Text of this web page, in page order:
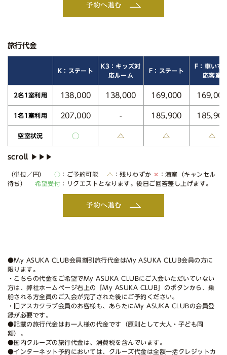
予約へ進む
旅行代金
K：ステート
K3：キッズ対
応ルーム
F：ステート
F：車いす
応客室
2名1室利用 138,000 138,000 169,000 169,000
1名1室利用 207,000 - 185,900 185,900
空室状況 ○ △ △ △
（単位／円） ○ ：ご予約可能 △ ：残りわずか ✕ ：満室（キャンセル
待ち）希望受付 ：リクエストとなります。後日ご回答差し上げます。
予約へ進む
●My ASUKA CLUB会員割引旅行代金はMy ASUKA CLUB会員の方に
限ります。
・こちらの代金をご希望でMy ASUKA CLUBにご入会いただいていない
方は、弊社ホームページ右上の「My ASUKA CLUB」のボタンから、乗
船される方全員のご入会が完了された後にご予約ください。
・旧アスカクラブ会員のお客様も、あらたにMy ASUKA CLUBの会員登
録が必要です。
●記載の旅行代金はお一人様の代金です（原則として大人・子ども同
額）。
●国内クルーズの旅行代金は、消費税を含んでいます。
●インターネット予約においては、クルーズ代金は全額一括クレジットカ